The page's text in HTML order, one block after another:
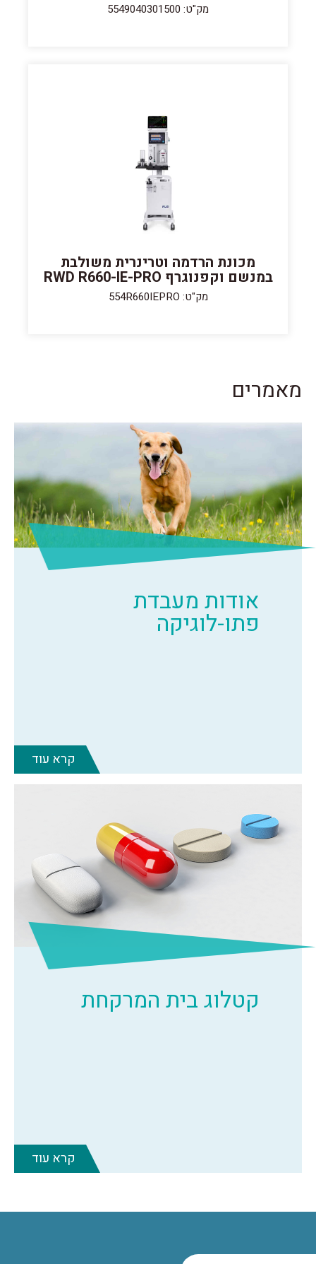
מק"ט: 5549040301500
מכונת הרדמה וטרינרית משולבת
במנשם וקפנוגרף RWD R660-IE-PRO
מק"ט: 554R660IEPRO
מאמרים
אודות מעבדת
פתו-לוגיקה
קרא עוד
קטלוג בית המרקחת
קרא עוד